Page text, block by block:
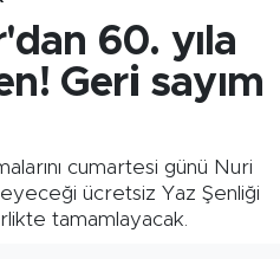
60. yıla
Geri sayım
cumartesi günü Nuri
ücretsiz Yaz Şenliği
tamamlayacak.
Haritası
ve Fikstür